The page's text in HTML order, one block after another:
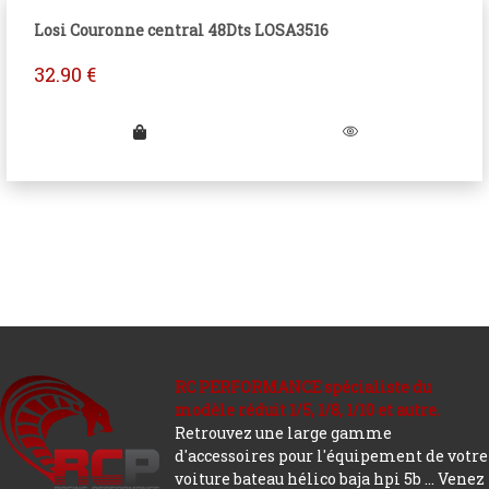
Losi Couronne central 48Dts LOSA3516
32.90 €
RC PERFORMANCE spécialiste du
modèle réduit 1/5, 1/8, 1/10 et autre.
Retrouvez une large gamme
d'accessoires pour l'équipement de votre
voiture bateau hélico baja hpi 5b ... Venez